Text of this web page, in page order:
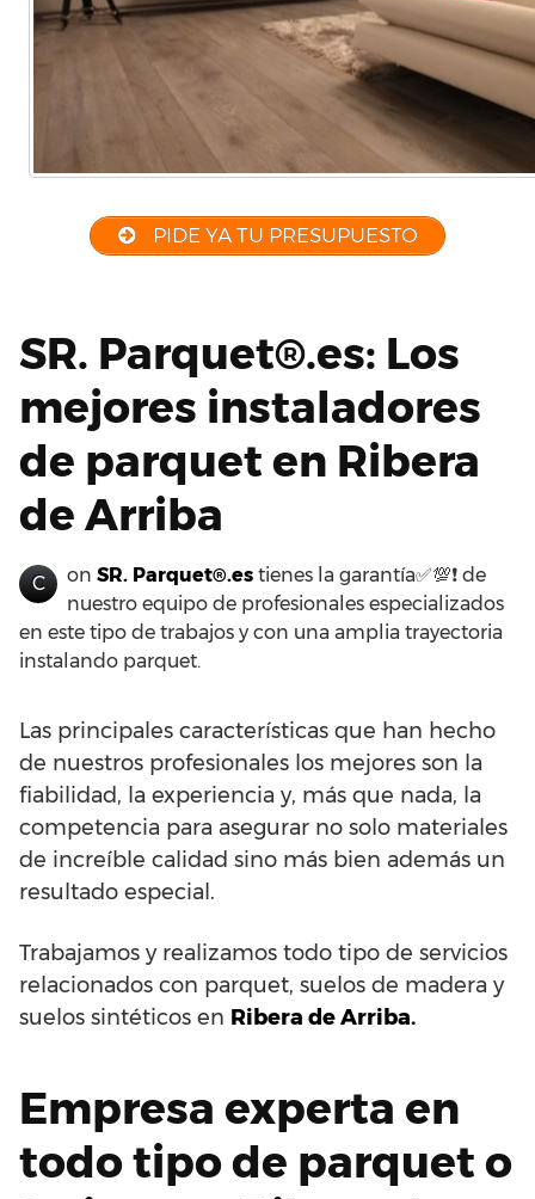
PIDE YA TU PRESUPUESTO
SR. Parquet®.es: Los
mejores instaladores
de parquet en Ribera
de Arriba
C on SR. Parquet®.es tienes la garantía✅💯❗ de
nuestro equipo de profesionales especializados
en este tipo de trabajos y con una amplia trayectoria
instalando parquet.
Las principales características que han hecho
de nuestros profesionales los mejores son la
fiabilidad, la experiencia y, más que nada, la
competencia para asegurar no solo materiales
de increíble calidad sino más bien además un
resultado especial.
Trabajamos y realizamos todo tipo de servicios
relacionados con parquet, suelos de madera y
suelos sintéticos en Ribera de Arriba.
Empresa experta en
todo tipo de parquet o